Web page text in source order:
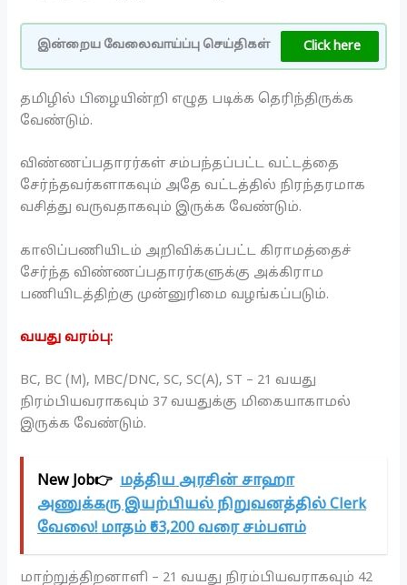
இன்றைய வேலைவாய்ப்பு செய்திகள் Click here
தமிழில் பிழையின்றி எழுத படிக்க தெரிந்திருக்க
வேண்டும்.
விண்ணப்பதாரர்கள் சம்பந்தப்பட்ட வட்டத்தை
சேர்ந்தவர்களாகவும் அதே வட்டத்தில் நிரந்தரமாக
வசித்து வருவதாகவும் இருக்க வேண்டும்.
காலிப்பணியிடம் அறிவிக்கப்பட்ட கிராமத்தைச்
சேர்ந்த விண்ணப்பதாரர்களுக்கு அக்கிராம
பணியிடத்திற்கு முன்னுரிமை வழங்கப்படும்.
வயது வரம்பு:
BC, BC (M), MBC/DNC, SC, SC(A), ST – 21 வயது
நிரம்பியவராகவும் 37 வயதுக்கு மிகையாகாமல்
இருக்க வேண்டும்.
New Job👉 மத்திய அரசின் சாஹா
அணுக்கரு இயற்பியல் நிறுவனத்தில் Clerk
வேலை! மாதம் ₹63,200 வரை சம்பளம்
மாற்றுத்திறனாளி – 21 வயது நிரம்பியவராகவும் 42